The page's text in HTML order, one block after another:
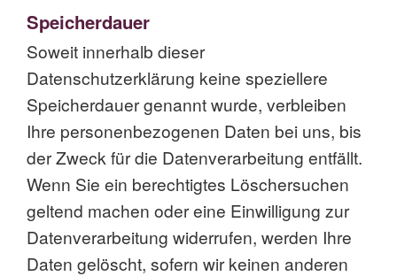
Speicherdauer
Soweit innerhalb dieser
Datenschutzerklärung keine speziellere
Speicherdauer genannt wurde, verbleiben
Ihre personenbezogenen Daten bei uns, bis
der Zweck für die Datenverarbeitung entfällt.
Wenn Sie ein berechtigtes Löschersuchen
geltend machen oder eine Einwilligung zur
Datenverarbeitung widerrufen, werden Ihre
Daten gelöscht, sofern wir keinen anderen